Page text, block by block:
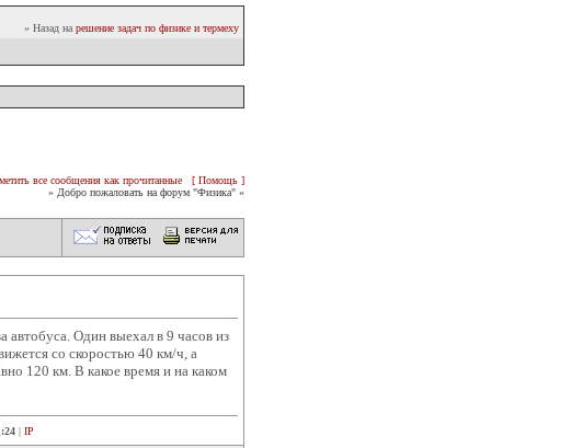
» Назад на решение задач по физике и термеху
все сообщения как прочитанные
[ Помощь ]
» Добро пожаловать на форум "Физика" «
Один выехал в 9 часов из
со скоростью 40 км/ч, а
120 км. В какое время и на каком
| IP